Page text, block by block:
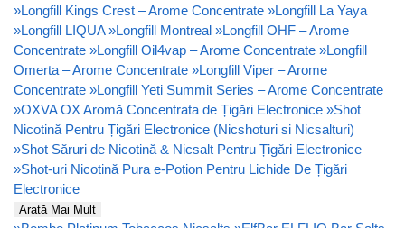
»Longfill Kings Crest – Arome Concentrate »Longfill La Yaya
»Longfill LIQUA »Longfill Montreal »Longfill OHF – Arome
Concentrate »Longfill Oil4vap – Arome Concentrate »Longfill
Omerta – Arome Concentrate »Longfill Viper – Arome
Concentrate »Longfill Yeti Summit Series – Arome Concentrate
»OXVA OX Aromă Concentrata de Țigări Electronice »Shot
Nicotină Pentru Țigări Electronice (Nicshoturi si Nicsalturi)
»Shot Săruri de Nicotină & Nicsalt Pentru Țigări Electronice
»Shot-uri Nicotină Pura e-Potion Pentru Lichide De Țigări
Electronice
Arată Mai Mult